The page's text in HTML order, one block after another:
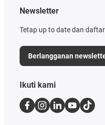
Newsletter
Tetap up to date dan
Berlangganan
Ikuti kami